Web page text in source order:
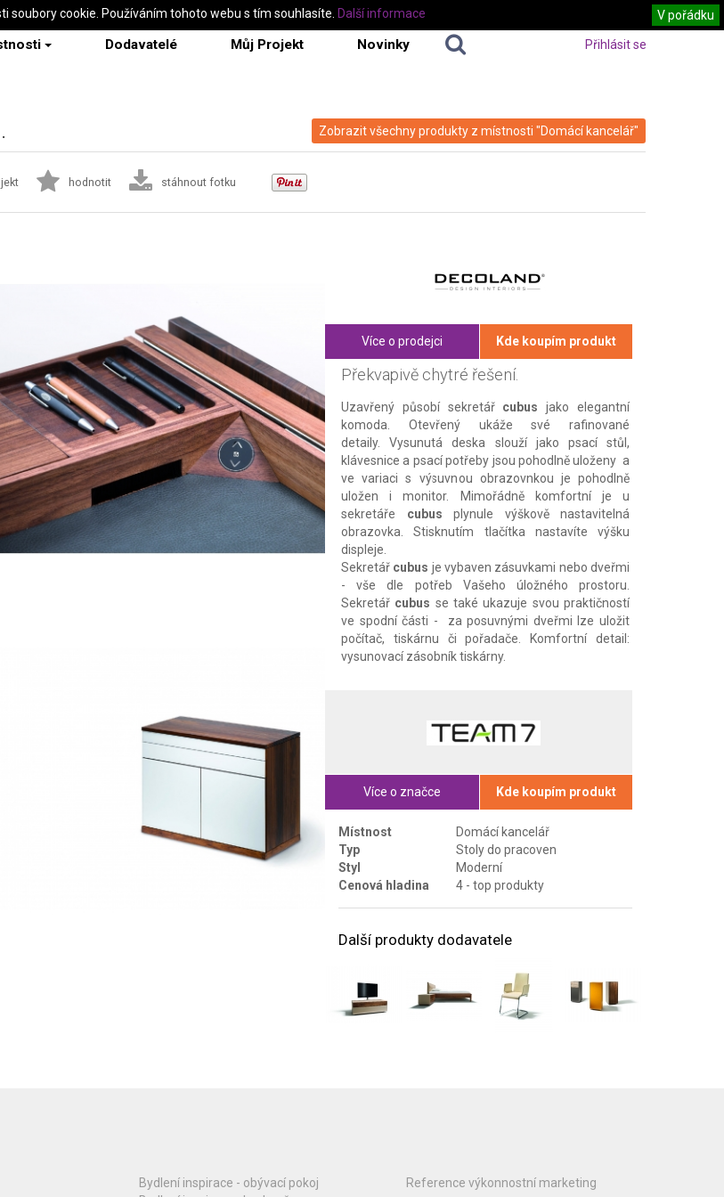
Dodavatelé Můj Projekt Novinky Přihlásit se
Zobrazit všechny produkty z místnosti "Domácí kancelář"
hodnotit stáhnout fotku
Více o prodejci Kde koupím produkt
Překvapivě chytré řešení.
Uzavřený působí sekretář cubus jako elegantní
komoda. Otevřený ukáže své rafinované
detaily. Vysunutá deska slouží jako psací stůl,
klávesnice a psací potřeby jsou pohodlně uloženy a
ve variaci s výsuvnou obrazovnkou je pohodlně
uložen i monitor. Mimořádně komfortní je u
sekretáře cubus plynule výškově nastavitelná
obrazovka. Stisknutím tlačítka nastavíte výšku
displeje.
Sekretář cubus je vybaven zásuvkami nebo dveřmi
- vše dle potřeb Vašeho úložného prostoru.
Sekretář cubus se také ukazuje svou praktičností
ve spodní části - za posuvnými dveřmi lze uložit
počítač, tiskárnu či pořadače. Komfortní detail:
vysunovací zásobník tiskárny.
Více o značce Kde koupím produkt
Místnost
Domácí kancelář
Typ
Stoly do pracoven
Styl
Moderní
Cenová hladina
4 - top produkty
Další produkty dodavatele
Bydlení inspirace - obývací pokoj
Reference výkonnostní marketing
soubory cookie. Používáním tohoto webu s tím souhlasíte. V pořádku
Další informace